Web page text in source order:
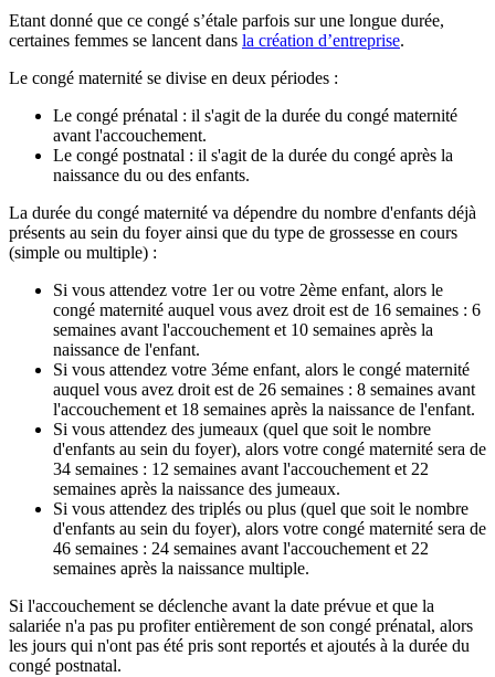
Etant donné que ce congé s’étale parfois sur une longue durée,
certaines femmes se lancent dans la création d’entreprise.
Le congé maternité se divise en deux périodes :
Le congé prénatal : il s'agit de la durée du congé maternité
avant l'accouchement.
Le congé postnatal : il s'agit de la durée du congé après la
naissance du ou des enfants.
La durée du congé maternité va dépendre du nombre d'enfants déjà
présents au sein du foyer ainsi que du type de grossesse en cours
(simple ou multiple) :
Si vous attendez votre 1er ou votre 2ème enfant, alors le
congé maternité auquel vous avez droit est de 16 semaines : 6
semaines avant l'accouchement et 10 semaines après la
naissance de l'enfant.
Si vous attendez votre 3éme enfant, alors le congé maternité
auquel vous avez droit est de 26 semaines : 8 semaines avant
l'accouchement et 18 semaines après la naissance de l'enfant.
Si vous attendez des jumeaux (quel que soit le nombre
d'enfants au sein du foyer), alors votre congé maternité sera de
34 semaines : 12 semaines avant l'accouchement et 22
semaines après la naissance des jumeaux.
Si vous attendez des triplés ou plus (quel que soit le nombre
d'enfants au sein du foyer), alors votre congé maternité sera de
46 semaines : 24 semaines avant l'accouchement et 22
semaines après la naissance multiple.
Si l'accouchement se déclenche avant la date prévue et que la
salariée n'a pas pu profiter entièrement de son congé prénatal, alors
les jours qui n'ont pas été pris sont reportés et ajoutés à la durée du
congé postnatal.